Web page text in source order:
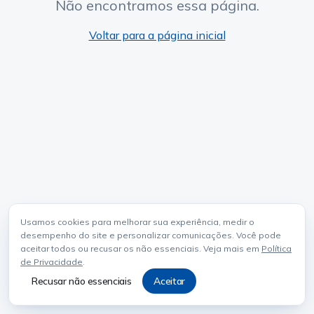
Usamos cookies para melhorar sua experiência, medir o
desempenho do site e personalizar comunicações. Você pode
aceitar todos ou recusar os não essenciais. Veja mais em Política
de Privacidade.
Recusar não essenciais Aceitar
Não encontramos essa página.
Voltar para a página inicial